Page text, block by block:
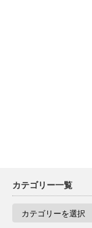
カテゴリー一覧